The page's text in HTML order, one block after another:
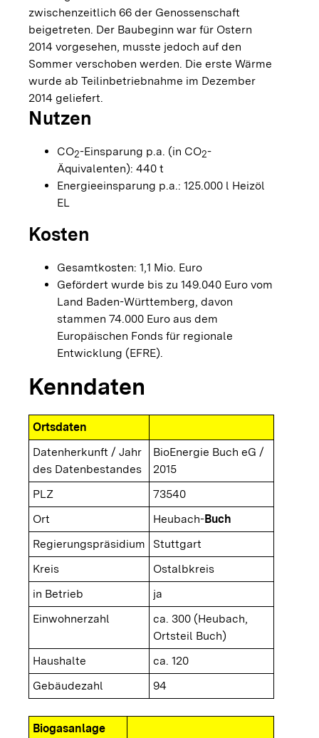
zwischenzeitlich 66 der Genossenschaft
beigetreten. Der Baubeginn war für Ostern
2014 vorgesehen, musste jedoch auf den
Sommer verschoben werden. Die erste Wärme
wurde ab Teilinbetriebnahme im Dezember
2014 geliefert.
Nutzen
CO2-Einsparung p.a. (in CO2-
Äquivalenten): 440 t
Energieeinsparung p.a.: 125.000 l Heizöl
EL
Kosten
Gesamtkosten: 1,1 Mio. Euro
Gefördert wurde bis zu 149.040 Euro vom
Land Baden-Württemberg, davon
stammen 74.000 Euro aus dem
Europäischen Fonds für regionale
Entwicklung (EFRE).
Kenndaten
Ortsdaten
Datenherkunft / Jahr
des Datenbestandes
BioEnergie Buch eG /
2015
PLZ
73540
Ort
Heubach-Buch
Regierungspräsidium
Stuttgart
Kreis
Ostalbkreis
in Betrieb
ja
Einwohnerzahl
ca. 300 (Heubach,
Ortsteil Buch)
Haushalte
ca. 120
Gebäudezahl
94
Biogasanlage